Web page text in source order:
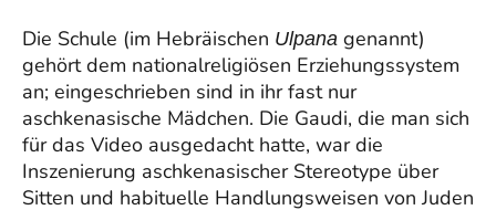
Die Schule (im Hebräischen Ulpana genannt)
gehört dem nationalreligiösen Erziehungssystem
an; eingeschrieben sind in ihr fast nur
aschkenasische Mädchen. Die Gaudi, die man sich
für das Video ausgedacht hatte, war die
Inszenierung aschkenasischer Stereotype über
Sitten und habituelle Handlungsweisen von Juden